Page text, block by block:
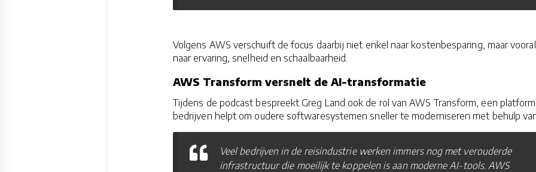
Volgens AWS verschuift de focus daarbij niet enkel naar kostenbesparing, maar vooral
naar ervaring, snelheid en schaalbaarheid.
AWS Transform versnelt de AI-transformatie
Tijdens de podcast bespreekt Greg Land ook de rol van AWS Transform, een
bedrijven helpt om oudere softwaresystemen sneller te moderniseren met behulp
Veel bedrijven in de reisindustrie werken immers nog met verouderde
infrastructuur die moeilijk te koppelen is aan moderne AI-tools. AWS